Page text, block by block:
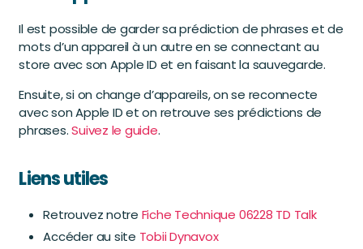
Il est possible de garder sa prédiction de phrases et de
mots d’un appareil à un autre en se connectant au
store avec son Apple ID et en faisant la sauvegarde.
Ensuite, si on change d’appareils, on se reconnecte
avec son Apple ID et on retrouve ses prédictions de
phrases.Suivez le guide.
Liens utiles
Retrouvez notre Fiche Technique 06228 TD Talk
Accéder au site Tobii Dynavox